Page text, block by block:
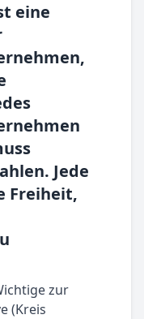
eine
Jede
Freiheit,
zur
(Kreis